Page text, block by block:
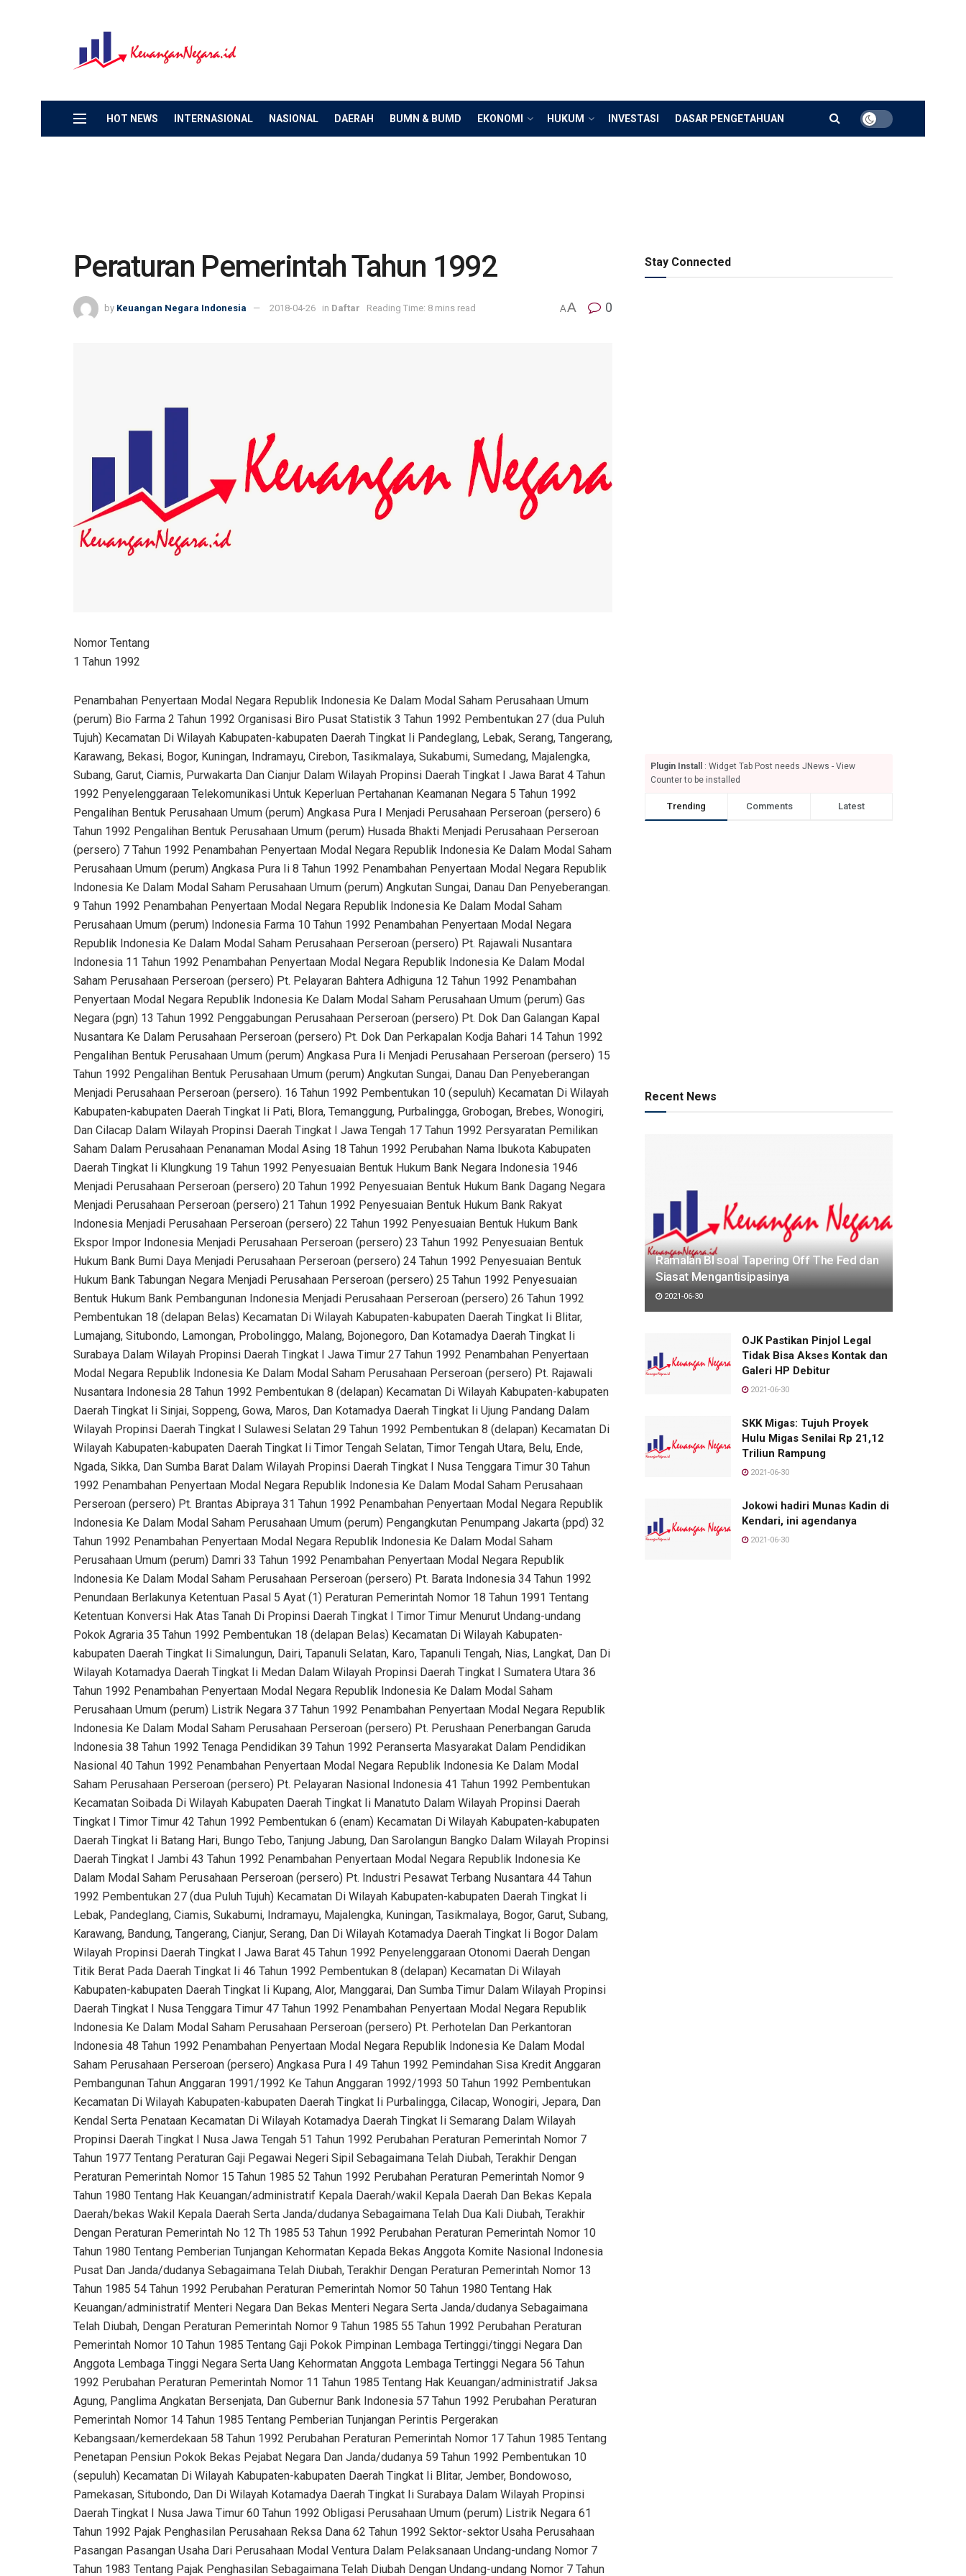
HOT NEWS INTERNASIONAL NASIONAL DAERAH BUMN & BUMD EKONOMI HUKUM INVESTASI DASAR PENGETAHUAN
Peraturan Pemerintah Tahun 1992
by Keuangan Negara Indonesia 2018-04-26 in Daftar Reading Time: 8 mins read AA 0
Nomor Tentang
1 Tahun 1992
Penambahan Penyertaan Modal Negara Republik Indonesia Ke Dalam Modal Saham Perusahaan Umum (perum) Bio Farma 2 Tahun 1992 Organisasi Biro Pusat Statistik 3 Tahun 1992 Pembentukan 27 (dua Puluh Tujuh) Kecamatan Di Wilayah Kabupaten-kabupaten Daerah Tingkat Ii Pandeglang, Lebak, Serang, Tangerang, Karawang, Bekasi, Bogor, Kuningan, Indramayu, Cirebon, Tasikmalaya, Sukabumi, Sumedang, Majalengka, Subang, Garut, Ciamis, Purwakarta Dan Cianjur Dalam Wilayah Propinsi Daerah Tingkat I Jawa Barat 4 Tahun 1992 Penyelenggaraan Telekomunikasi Untuk Keperluan Pertahanan Keamanan Negara 5 Tahun 1992 Pengalihan Bentuk Perusahaan Umum (perum) Angkasa Pura I Menjadi Perusahaan Perseroan (persero) 6 Tahun 1992 Pengalihan Bentuk Perusahaan Umum (perum) Husada Bhakti Menjadi Perusahaan Perseroan (persero) 7 Tahun 1992 Penambahan Penyertaan Modal Negara Republik Indonesia Ke Dalam Modal Saham Perusahaan Umum (perum) Angkasa Pura Ii 8 Tahun 1992 Penambahan Penyertaan Modal Negara Republik Indonesia Ke Dalam Modal Saham Perusahaan Umum (perum) Angkutan Sungai, Danau Dan Penyeberangan. 9 Tahun 1992 Penambahan Penyertaan Modal Negara Republik Indonesia Ke Dalam Modal Saham Perusahaan Umum (perum) Indonesia Farma 10 Tahun 1992 Penambahan Penyertaan Modal Negara Republik Indonesia Ke Dalam Modal Saham Perusahaan Perseroan (persero) Pt. Rajawali Nusantara Indonesia 11 Tahun 1992 Penambahan Penyertaan Modal Negara Republik Indonesia Ke Dalam Modal Saham Perusahaan Perseroan (persero) Pt. Pelayaran Bahtera Adhiguna 12 Tahun 1992 Penambahan Penyertaan Modal Negara Republik Indonesia Ke Dalam Modal Saham Perusahaan Umum (perum) Gas Negara (pgn) 13 Tahun 1992 Penggabungan Perusahaan Perseroan (persero) Pt. Dok Dan Galangan Kapal Nusantara Ke Dalam Perusahaan Perseroan (persero) Pt. Dok Dan Perkapalan Kodja Bahari 14 Tahun 1992 Pengalihan Bentuk Perusahaan Umum (perum) Angkasa Pura Ii Menjadi Perusahaan Perseroan (persero) 15 Tahun 1992 Pengalihan Bentuk Perusahaan Umum (perum) Angkutan Sungai, Danau Dan Penyeberangan Menjadi Perusahaan Perseroan (persero). 16 Tahun 1992 Pembentukan 10 (sepuluh) Kecamatan Di Wilayah Kabupaten-kabupaten Daerah Tingkat Ii Pati, Blora, Temanggung, Purbalingga, Grobogan, Brebes, Wonogiri, Dan Cilacap Dalam Wilayah Propinsi Daerah Tingkat I Jawa Tengah 17 Tahun 1992 Persyaratan Pemilikan Saham Dalam Perusahaan Penanaman Modal Asing 18 Tahun 1992 Perubahan Nama Ibukota Kabupaten Daerah Tingkat Ii Klungkung 19 Tahun 1992 Penyesuaian Bentuk Hukum Bank Negara Indonesia 1946 Menjadi Perusahaan Perseroan (persero) 20 Tahun 1992 Penyesuaian Bentuk Hukum Bank Dagang Negara Menjadi Perusahaan Perseroan (persero) 21 Tahun 1992 Penyesuaian Bentuk Hukum Bank Rakyat Indonesia Menjadi Perusahaan Perseroan (persero) 22 Tahun 1992 Penyesuaian Bentuk Hukum Bank Ekspor Impor Indonesia Menjadi Perusahaan Perseroan (persero) 23 Tahun 1992 Penyesuaian Bentuk Hukum Bank Bumi Daya Menjadi Perusahaan Perseroan (persero) 24 Tahun 1992 Penyesuaian Bentuk Hukum Bank Tabungan Negara Menjadi Perusahaan Perseroan (persero) 25 Tahun 1992 Penyesuaian Bentuk Hukum Bank Pembangunan Indonesia Menjadi Perusahaan Perseroan (persero) 26 Tahun 1992 Pembentukan 18 (delapan Belas) Kecamatan Di Wilayah Kabupaten-kabupaten Daerah Tingkat Ii Blitar, Lumajang, Situbondo, Lamongan, Probolinggo, Malang, Bojonegoro, Dan Kotamadya Daerah Tingkat Ii Surabaya Dalam Wilayah Propinsi Daerah Tingkat I Jawa Timur 27 Tahun 1992 Penambahan Penyertaan Modal Negara Republik Indonesia Ke Dalam Modal Saham Perusahaan Perseroan (persero) Pt. Rajawali Nusantara Indonesia 28 Tahun 1992 Pembentukan 8 (delapan) Kecamatan Di Wilayah Kabupaten-kabupaten Daerah Tingkat Ii Sinjai, Soppeng, Gowa, Maros, Dan Kotamadya Daerah Tingkat Ii Ujung Pandang Dalam Wilayah Propinsi Daerah Tingkat I Sulawesi Selatan 29 Tahun 1992 Pembentukan 8 (delapan) Kecamatan Di Wilayah Kabupaten-kabupaten Daerah Tingkat Ii Timor Tengah Selatan, Timor Tengah Utara, Belu, Ende, Ngada, Sikka, Dan Sumba Barat Dalam Wilayah Propinsi Daerah Tingkat I Nusa Tenggara Timur 30 Tahun 1992 Penambahan Penyertaan Modal Negara Republik Indonesia Ke Dalam Modal Saham Perusahaan Perseroan (persero) Pt. Brantas Abipraya 31 Tahun 1992 Penambahan Penyertaan Modal Negara Republik Indonesia Ke Dalam Modal Saham Perusahaan Umum (perum) Pengangkutan Penumpang Jakarta (ppd) 32 Tahun 1992 Penambahan Penyertaan Modal Negara Republik Indonesia Ke Dalam Modal Saham Perusahaan Umum (perum) Damri 33 Tahun 1992 Penambahan Penyertaan Modal Negara Republik Indonesia Ke Dalam Modal Saham Perusahaan Perseroan (persero) Pt. Barata Indonesia 34 Tahun 1992 Penundaan Berlakunya Ketentuan Pasal 5 Ayat (1) Peraturan Pemerintah Nomor 18 Tahun 1991 Tentang Ketentuan Konversi Hak Atas Tanah Di Propinsi Daerah Tingkat I Timor Timur Menurut Undang-undang Pokok Agraria 35 Tahun 1992 Pembentukan 18 (delapan Belas) Kecamatan Di Wilayah Kabupaten-kabupaten Daerah Tingkat Ii Simalungun, Dairi, Tapanuli Selatan, Karo, Tapanuli Tengah, Nias, Langkat, Dan Di Wilayah Kotamadya Daerah Tingkat Ii Medan Dalam Wilayah Propinsi Daerah Tingkat I Sumatera Utara 36 Tahun 1992 Penambahan Penyertaan Modal Negara Republik Indonesia Ke Dalam Modal Saham Perusahaan Umum (perum) Listrik Negara 37 Tahun 1992 Penambahan Penyertaan Modal Negara Republik Indonesia Ke Dalam Modal Saham Perusahaan Perseroan (persero) Pt. Perushaan Penerbangan Garuda Indonesia 38 Tahun 1992 Tenaga Pendidikan 39 Tahun 1992 Peranserta Masyarakat Dalam Pendidikan Nasional 40 Tahun 1992 Penambahan Penyertaan Modal Negara Republik Indonesia Ke Dalam Modal Saham Perusahaan Perseroan (persero) Pt. Pelayaran Nasional Indonesia 41 Tahun 1992 Pembentukan Kecamatan Soibada Di Wilayah Kabupaten Daerah Tingkat Ii Manatuto Dalam Wilayah Propinsi Daerah Tingkat I Timor Timur 42 Tahun 1992 Pembentukan 6 (enam) Kecamatan Di Wilayah Kabupaten-kabupaten Daerah Tingkat Ii Batang Hari, Bungo Tebo, Tanjung Jabung, Dan Sarolangun Bangko Dalam Wilayah Propinsi Daerah Tingkat I Jambi 43 Tahun 1992 Penambahan Penyertaan Modal Negara Republik Indonesia Ke Dalam Modal Saham Perusahaan Perseroan (persero) Pt. Industri Pesawat Terbang Nusantara 44 Tahun 1992 Pembentukan 27 (dua Puluh Tujuh) Kecamatan Di Wilayah Kabupaten-kabupaten Daerah Tingkat Ii Lebak, Pandeglang, Ciamis, Sukabumi, Indramayu, Majalengka, Kuningan, Tasikmalaya, Bogor, Garut, Subang, Karawang, Bandung, Tangerang, Cianjur, Serang, Dan Di Wilayah Kotamadya Daerah Tingkat Ii Bogor Dalam Wilayah Propinsi Daerah Tingkat I Jawa Barat 45 Tahun 1992 Penyelenggaraan Otonomi Daerah Dengan Titik Berat Pada Daerah Tingkat Ii 46 Tahun 1992 Pembentukan 8 (delapan) Kecamatan Di Wilayah Kabupaten-kabupaten Daerah Tingkat Ii Kupang, Alor, Manggarai, Dan Sumba Timur Dalam Wilayah Propinsi Daerah Tingkat I Nusa Tenggara Timur 47 Tahun 1992 Penambahan Penyertaan Modal Negara Republik Indonesia Ke Dalam Modal Saham Perusahaan Perseroan (persero) Pt. Perhotelan Dan Perkantoran Indonesia 48 Tahun 1992 Penambahan Penyertaan Modal Negara Republik Indonesia Ke Dalam Modal Saham Perusahaan Perseroan (persero) Angkasa Pura I 49 Tahun 1992 Pemindahan Sisa Kredit Anggaran Pembangunan Tahun Anggaran 1991/1992 Ke Tahun Anggaran 1992/1993 50 Tahun 1992 Pembentukan Kecamatan Di Wilayah Kabupaten-kabupaten Daerah Tingkat Ii Purbalingga, Cilacap, Wonogiri, Jepara, Dan Kendal Serta Penataan Kecamatan Di Wilayah Kotamadya Daerah Tingkat Ii Semarang Dalam Wilayah Propinsi Daerah Tingkat I Nusa Jawa Tengah 51 Tahun 1992 Perubahan Peraturan Pemerintah Nomor 7 Tahun 1977 Tentang Peraturan Gaji Pegawai Negeri Sipil Sebagaimana Telah Diubah, Terakhir Dengan Peraturan Pemerintah Nomor 15 Tahun 1985 52 Tahun 1992 Perubahan Peraturan Pemerintah Nomor 9 Tahun 1980 Tentang Hak Keuangan/administratif Kepala Daerah/wakil Kepala Daerah Dan Bekas Kepala Daerah/bekas Wakil Kepala Daerah Serta Janda/dudanya Sebagaimana Telah Dua Kali Diubah, Terakhir Dengan Peraturan Pemerintah No 12 Th 1985 53 Tahun 1992 Perubahan Peraturan Pemerintah Nomor 10 Tahun 1980 Tentang Pemberian Tunjangan Kehormatan Kepada Bekas Anggota Komite Nasional Indonesia Pusat Dan Janda/dudanya Sebagaimana Telah Diubah, Terakhir Dengan Peraturan Pemerintah Nomor 13 Tahun 1985 54 Tahun 1992 Perubahan Peraturan Pemerintah Nomor 50 Tahun 1980 Tentang Hak Keuangan/administratif Menteri Negara Dan Bekas Menteri Negara Serta Janda/dudanya Sebagaimana Telah Diubah, Dengan Peraturan Pemerintah Nomor 9 Tahun 1985 55 Tahun 1992 Perubahan Peraturan Pemerintah Nomor 10 Tahun 1985 Tentang Gaji Pokok Pimpinan Lembaga Tertinggi/tinggi Negara Dan Anggota Lembaga Tinggi Negara Serta Uang Kehormatan Anggota Lembaga Tertinggi Negara 56 Tahun 1992 Perubahan Peraturan Pemerintah Nomor 11 Tahun 1985 Tentang Hak Keuangan/administratif Jaksa Agung, Panglima Angkatan Bersenjata, Dan Gubernur Bank Indonesia 57 Tahun 1992 Perubahan Peraturan Pemerintah Nomor 14 Tahun 1985 Tentang Pemberian Tunjangan Perintis Pergerakan Kebangsaan/kemerdekaan 58 Tahun 1992 Perubahan Peraturan Pemerintah Nomor 17 Tahun 1985 Tentang Penetapan Pensiun Pokok Bekas Pejabat Negara Dan Janda/dudanya 59 Tahun 1992 Pembentukan 10 (sepuluh) Kecamatan Di Wilayah Kabupaten-kabupaten Daerah Tingkat Ii Blitar, Jember, Bondowoso, Pamekasan, Situbondo, Dan Di Wilayah Kotamadya Daerah Tingkat Ii Surabaya Dalam Wilayah Propinsi Daerah Tingkat I Nusa Jawa Timur 60 Tahun 1992 Obligasi Perusahaan Umum (perum) Listrik Negara 61 Tahun 1992 Pajak Penghasilan Perusahaan Reksa Dana 62 Tahun 1992 Sektor-sektor Usaha Perusahaan Pasangan Pasangan Usaha Dari Perusahaan Modal Ventura Dalam Pelaksanaan Undang-undang Nomor 7 Tahun 1983 Tentang Pajak Penghasilan Sebagaimana Telah Diubah Dengan Undang-undang Nomor 7 Tahun 1991 63 Tahun 1992 Pengertian Daerah Terpencil Dan Jenis Imbalan Dalam Bentuk Natura Dan/atau Kenikmatan Dalam Pelaksanaan Undang-undang Nomor 7 Tahun 1983 Tentang Pajak Penghasilan
Stay Connected
Plugin Install
: Widget Tab Post needs JNews - View
Counter to be installed
Trending Comments Latest
Recent News
Ramalan BI soal Tapering Off The Fed dan
Siasat Mengantisipasinya
2021-06-30
OJK Pastikan Pinjol Legal
Tidak Bisa Akses Kontak dan
Galeri HP Debitur
2021-06-30
SKK Migas: Tujuh Proyek
Hulu Migas Senilai Rp 21,12
Triliun Rampung
2021-06-30
Jokowi hadiri Munas Kadin di
Kendari, ini agendanya
2021-06-30